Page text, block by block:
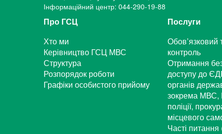
Інформаційний центр: 044-290-19-88
Про ГСЦ
Хто ми
Керівництво ГСЦ МВС
Структура
Розпорядок роботи
Графіки особистого прийому
Послуги
Обов’язковий
контроль
Отримання
доступу до
органів
зокрема МВС,
поліції,
місцевого
Часті питання